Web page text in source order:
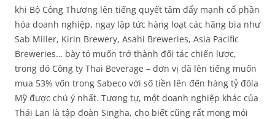
khi Bộ Công Thương lên tiếng quyết tâm đẩy mạnh cổ phần
hóa doanh nghiệp, ngay lập tức hàng loạt các hãng bia như
Sab Miller, Kirin Brewery, Asahi Breweries, Asia Pacific
Breweries… bày tỏ muốn trở thành đối tác chiến lược,
trong đó Công ty Thai Beverage – đơn vị đã lên tiếng muốn
mua 53% vốn trong Sabeco với số tiền lên đến hàng tỷ đôla
Mỹ được chú ý nhất. Tương tự, một doanh nghiệp khác của
Thái Lan là tập đoàn Singha, cho biết cũng rất mong mỏi